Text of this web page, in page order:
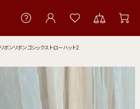
リボンリボンゴシックストローハット2